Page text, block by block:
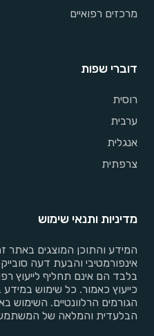
מרכזים רפואיים
דוברי שפות
רוסית
ערבית
אנגלית
צרפתית
מדיניות ותנאי שימוש
המידע והתוכן המוצגים באתר
אינפורמטיבי והבעת דעה
בלבד הם אינם תחליף לייעוץ
כייעוץ כאמור. כל שימוש
הגורמים הרלוונטיים. השימוש
הבלעדית והמלאה של